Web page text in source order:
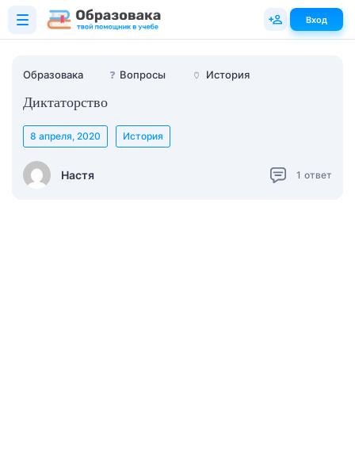
Образовака ❓ Вопросы 🏺 История
Диктаторство
Настя
8 апреля, 2020 История
1 ответ
Вход